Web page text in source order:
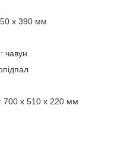
х 390 мм
: чавун
х 510 х 220 мм